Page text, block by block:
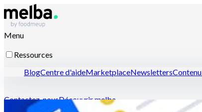
Menu
Ressources
BlogCentre d'aideMarketplaceNewsletters
Contactez-nousDécouvrir melba